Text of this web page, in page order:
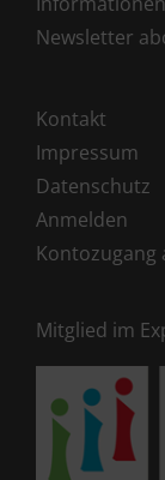
Newsletter
Kontakt
Impressum
Datenschutz
Anmelden
Kontozugang
Mitglied im